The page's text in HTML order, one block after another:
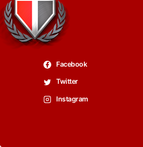
Facebook
Twitter
Instagram